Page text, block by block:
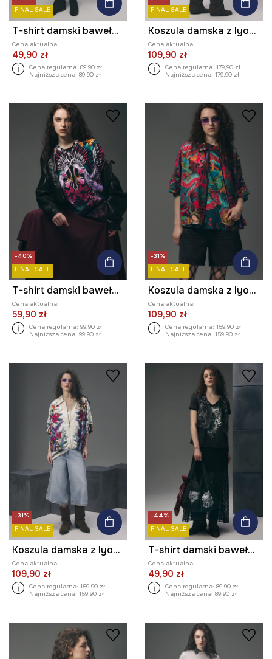
FINAL SALE
T-shirt damski bawełniany z kolekcji Tattoo Art by Marcel Ustowski (MUS TATTOO)
Cena aktualna:
49,90 zł
Cena regularna: 89,90 zł
Najniższa cena: 89,90 zł
FINAL SALE
Koszula damska z lyocellem z kolekcji Tattoo Art by Tuan Nguyen
Cena aktualna:
109,90 zł
Cena regularna: 179,90 zł
Najniższa cena: 179,90 zł
-40%
FINAL SALE
T-shirt damski bawełniany z kolekcji Tattoo Art by Pietro Stigmata
Cena aktualna:
59,90 zł
Cena regularna: 99,90 zł
Najniższa cena: 99,90 zł
-31%
FINAL SALE
Koszula damska z lyocellu z kolekcji Tattoo Art by Tuan Nguyen
Cena aktualna:
109,90 zł
Cena regularna: 159,90 zł
Najniższa cena: 159,90 zł
-31%
FINAL SALE
Koszula damska z lyocellu z kolekcji Tattoo Art by Mattia Provezza
Cena aktualna:
109,90 zł
Cena regularna: 159,90 zł
Najniższa cena: 159,90 zł
-44%
FINAL SALE
T-shirt damski bawełniany z nadrukiem z kolekcji Tattoo Art by Mattia Provezza
Cena aktualna:
49,90 zł
Cena regularna: 89,90 zł
Najniższa cena: 89,90 zł